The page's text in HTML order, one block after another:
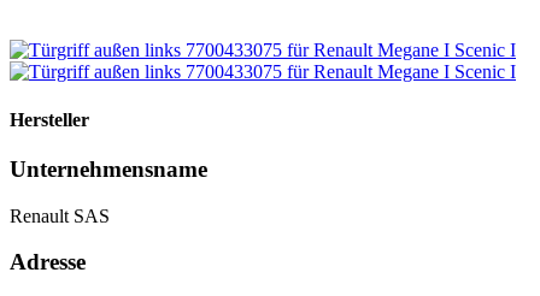
Hersteller
Unternehmensname
Renault SAS
Adresse